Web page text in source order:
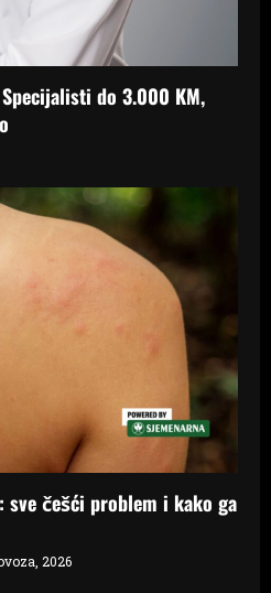
do 3.000 KM,
sve češći problem i kako ga
2026